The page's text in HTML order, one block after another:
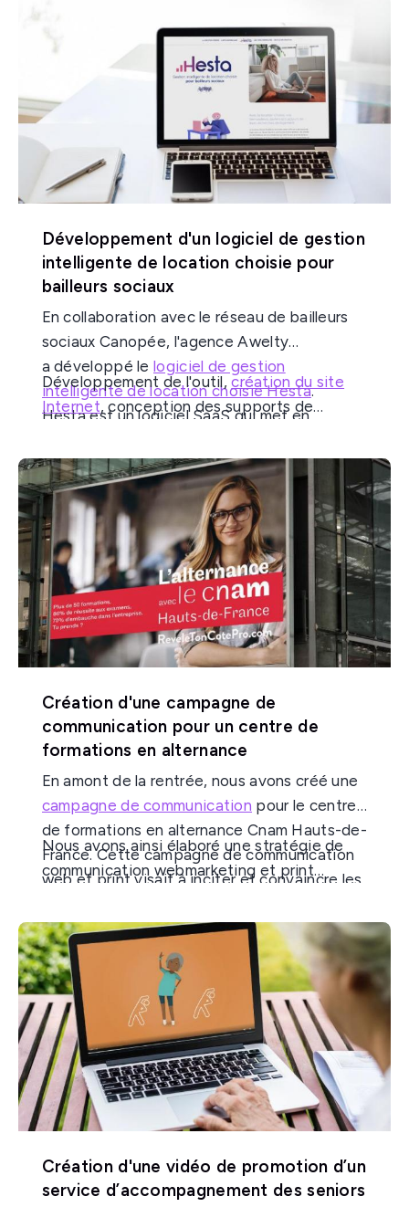
et les résultats obtenus.
Développement d'un logiciel de gestion
intelligente de location choisie pour
bailleurs sociaux
En collaboration avec le réseau de bailleurs
sociaux Canopée, l'agence Awelty
a développé le logiciel de gestion
intelligente de location choisie Hesta.
Hesta est un logiciel SaaS qui met en
demandeurs de logements. De façon à
attribuer les logements sociaux en fonction
des critères des demandeurs, selon un
algorithme sur-mesure.
Développement de l'outil,création du site
Internet, conception des supports de
Hesta co-édité avec le réseau Canopée.
Création d'une campagne de
communication pour un centre de
formations en alternance
En amont de la rentrée, nous avons créé une
campagne de communication pour le centre
de formations en alternance Cnam Hauts-de-
France. Cette campagne de communication
web et print visait à inciter et convaincre les
en alternance avec le Cnam.
Nous avons ainsi élaboré une stratégie de
communication webmarketing et print
pro. Avec une landing page dédiée, une
campagne de communication sur les réseaux
sociaux, une campagne publicitaire Google
Ads et des visuels print. On vous en dit plus
sur la conception et les résultats de cette
campagne de communication pour le Cnam
Hauts-de-France.
Création d'une vidéo de promotion d’un
service d’accompagnement des seniors